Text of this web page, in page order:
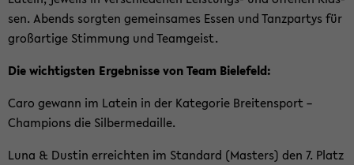
sen. Abends sorg­ten ge­mein­sa­mes Essen und Tanz­par­tys für
groß­ar­ti­ge Stim­mung und Team­geist.
Die wich­tigs­ten Er­geb­nis­se von Team Bie­le­feld:
Caro ge­wann im La­tein in der Ka­te­go­rie Brei­ten­sport –
Cham­pions die Sil­ber­me­dail­le.
Luna & Dus­tin er­reich­ten im Stan­dard (Mas­ters) den 7. Platz